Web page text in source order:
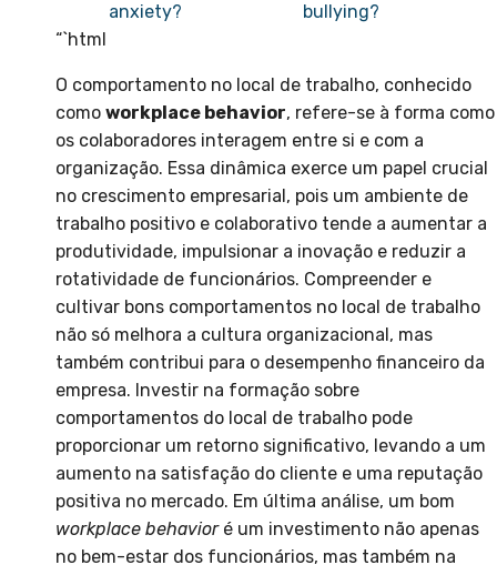
anxiety?
bullying?
“`html
O comportamento no local de trabalho, conhecido
como workplace behavior, refere-se à forma como
os colaboradores interagem entre si e com a
organização. Essa dinâmica exerce um papel crucial
no crescimento empresarial, pois um ambiente de
trabalho positivo e colaborativo tende a aumentar a
produtividade, impulsionar a inovação e reduzir a
rotatividade de funcionários. Compreender e
cultivar bons comportamentos no local de trabalho
não só melhora a cultura organizacional, mas
também contribui para o desempenho financeiro da
empresa. Investir na formação sobre
comportamentos do local de trabalho pode
proporcionar um retorno significativo, levando a um
aumento na satisfação do cliente e uma reputação
positiva no mercado. Em última análise, um bom
workplace behavioré um investimento não apenas
no bem-estar dos funcionários, mas também na